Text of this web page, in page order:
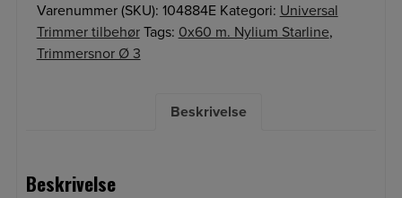
Varenummer (SKU): 104884E Kategori: Universal
Trimmer tilbehør Tags: 0x60 m. Nylium Starline,
Trimmersnor Ø 3
Beskrivelse
Beskrivelse